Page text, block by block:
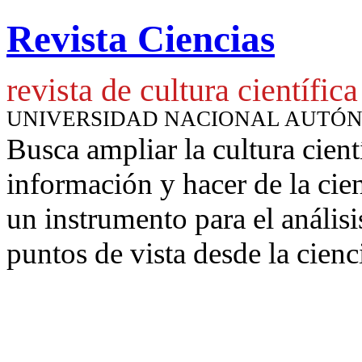
Revista Ciencias
revista de cultura científica
UNIVERSIDAD NACIONAL
Busca ampliar la cultura
información y hacer de la
un instrumento para el
puntos de vista desde la